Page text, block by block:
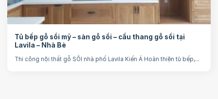
Tủ bếp gỗ sồi mỹ – sàn gỗ sồi – cầu thang gỗ sồi tại
Lavila – Nhà Bè
Thi công nội thất gỗ SỒI nhà phố Lavila Kiến Á Hoàn thiện tủ bếp,...